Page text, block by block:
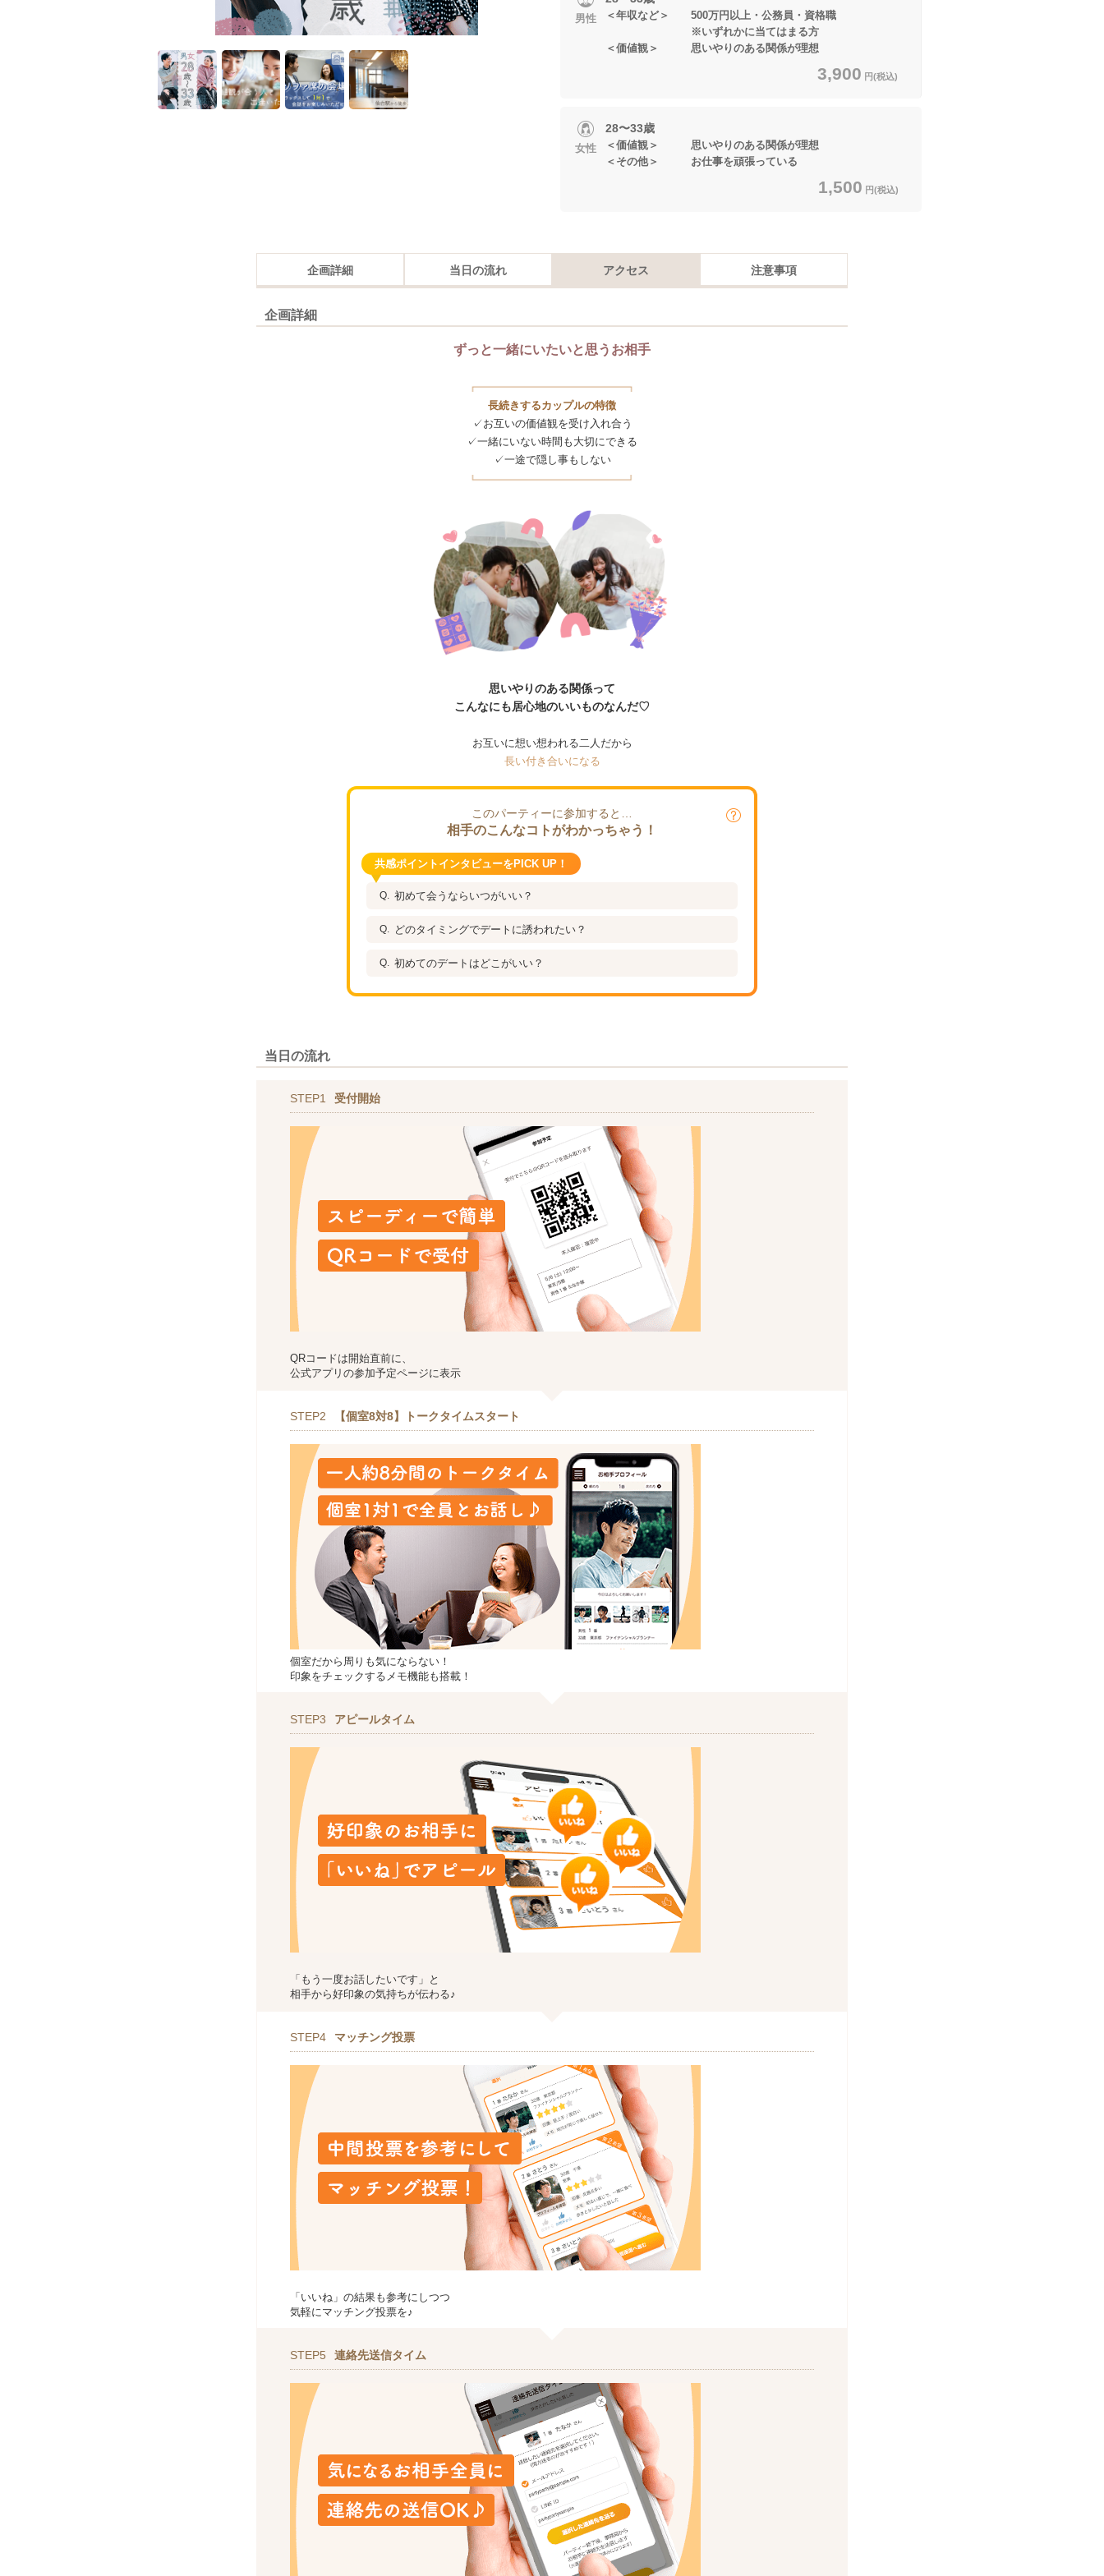
男性
＜年収など＞ 500万円以上・公務員・資格職
※いずれかに当てはまる方
＜価値観＞ 思いやりのある関係が理想
3,900 円(税込)
女性
28〜33歳
＜価値観＞ 思いやりのある関係が理想
＜その他＞ お仕事を頑張っている
1,500 円(税込)
企画詳細 当日の流れ アクセス 注意事項
企画詳細
ずっと一緒にいたいと思うお相手
長続きするカップルの特徴
✓お互いの価値観を受け入れ合う
✓一緒にいない時間も大切にできる
✓一途で隠し事もしない
思いやりのある関係って
こんなにも居心地のいいものなんだ♡
お互いに想い想われる二人だから
長い付き合いになる
このパーティーに参加すると…
相手のこんなコトがわかっちゃう！
共感ポイントインタビューをPICK UP！
初めて会うならいつがいい？
どのタイミングでデートに誘われたい？
初めてのデートはどこがいい？
当日の流れ
STEP1 受付開始
QRコードは開始直前に、
公式アプリの参加予定ページに表示
STEP2 【個室8対8】トークタイムスタート
個室だから周りも気にならない！
印象をチェックするメモ機能も搭載！
STEP3 アピールタイム
「もう一度お話したいです」と
相手から好印象の気持ちが伝わる♪
STEP4 マッチング投票
「いいね」の結果も参考にしつつ
気軽にマッチング投票を♪
STEP5 連絡先送信タイム